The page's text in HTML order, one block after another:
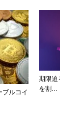
ルコイ
期限
を割...